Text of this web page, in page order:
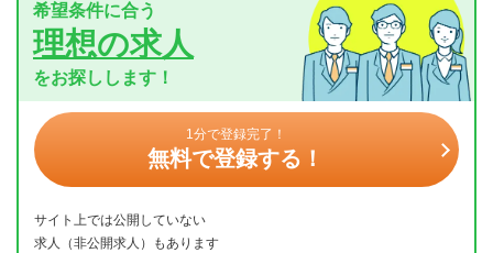
希望条件に合う
理想の求人
をお探しします！
1分で登録完了！
無料で登録する！
サイト上では公開していない
求人（非公開求人）もあります